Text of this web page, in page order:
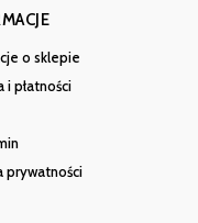
o sklepie
i płatności
prywatności